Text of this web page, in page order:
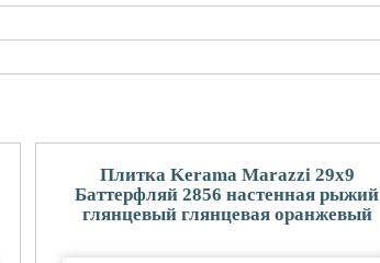
Плитка Kerama Marazzi 29x9
Баттерфляй 2856 настенная рыжий
глянцевый глянцевая оранжевый